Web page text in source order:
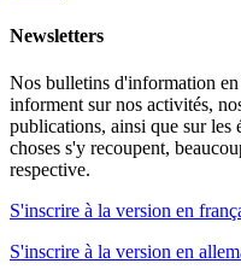
Newsletters
Nos bulletins d'information
informent sur nos activités,
publications, ainsi que sur les
choses s'y recoupent,
respective.
S'inscrire à la version en
S'inscrire à la version en